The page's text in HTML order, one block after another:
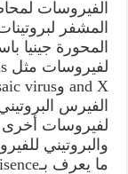
الفيروسات
المشفر
المحورة جينيا
الفيرس
لفيروسات أخرى
والبروتيني